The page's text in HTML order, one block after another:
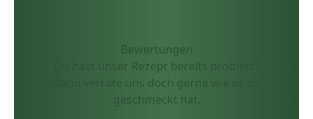
Bewertungen
Du hast unser Rezept bereits probiert?
Dann verrate uns doch gerne wie es dir
geschmeckt hat.